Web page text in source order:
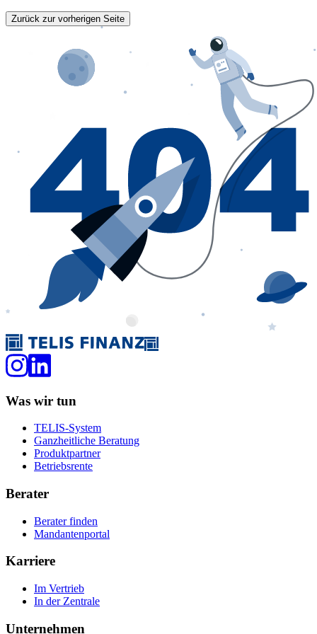
Zurück zur vorherigen Seite
Was wir tun
TELIS-System
Ganzheitliche Beratung
Produktpartner
Betriebsrente
Berater
Berater finden
Mandantenportal
Karriere
Im Vertrieb
In der Zentrale
Unternehmen